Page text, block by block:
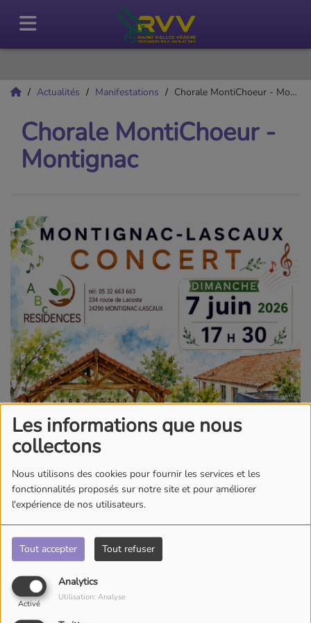
Les informations que nous
collectons
Nous utilisons des cookies pour fournir les services et les
fonctionnalités proposés sur notre site et pour améliorer
l'expérience de nos utilisateurs.
Tout accepter Tout refuser
Analytics
Activé
Utilisation: Analyse
Actualités Manifestations Chorale MontiChoeur - Montignac
Chorale MontiChoeur -
Montignac